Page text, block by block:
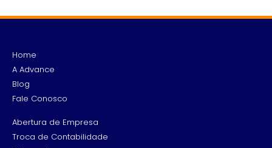
Home
A Advance
Blog
Fale Conosco
Abertura de Empresa
Troca de Contabilidade